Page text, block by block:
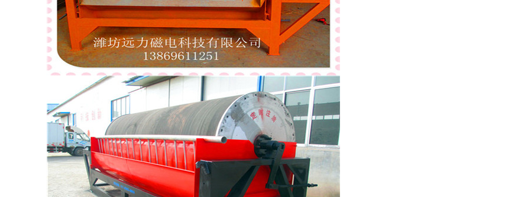
稀土永磁辊式强磁选机 RCT系列全磁永磁滚筒